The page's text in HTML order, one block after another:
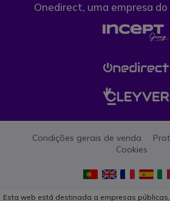
Onedirect, uma empresa do
Condições gerais de venda
Cookies
Esta web está destinada a empresas